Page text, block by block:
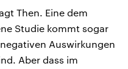
Then. Eine dem
Studie kommt sogar
Auswirkungen
Aber dass im